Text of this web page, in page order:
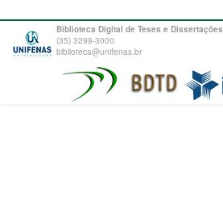
Biblioteca Digital de Teses e Dissertações
(35) 3299-3000
biblioteca@unifenas.br